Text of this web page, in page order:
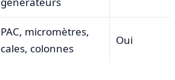
PAC, micromètres,
cales, colonnes
Oui